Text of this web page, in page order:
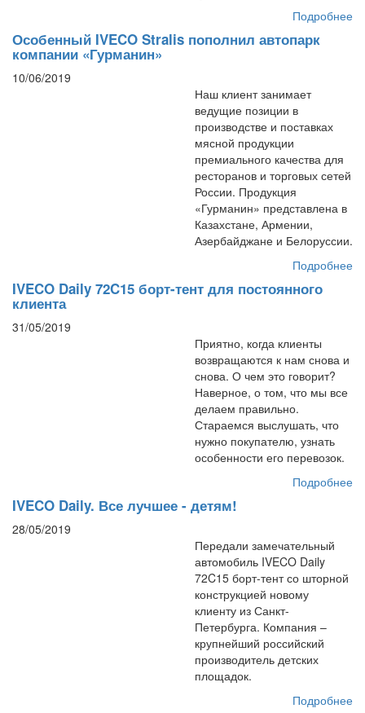
Подробнее
Особенный IVECO Stralis пополнил автопарк
компании «Гурманин»
10/06/2019
Наш клиент занимает
ведущие позиции в
производстве и поставках
мясной продукции
премиального качества для
ресторанов и торговых сетей
России. Продукция
«Гурманин» представлена в
Казахстане, Армении,
Азербайджане и Белоруссии.
Подробнее
IVECO Daily 72C15 борт-тент для постоянного
клиента
31/05/2019
Приятно, когда клиенты
возвращаются к нам снова и
снова. О чем это говорит?
Наверное, о том, что мы все
делаем правильно.
Стараемся выслушать, что
нужно покупателю, узнать
особенности его перевозок.
Подробнее
IVECO Daily. Все лучшее - детям!
28/05/2019
Передали замечательный
автомобиль IVECO Daily
72C15 борт-тент со шторной
конструкцией новому
клиенту из Санкт-
Петербурга. Компания –
крупнейший российский
производитель детских
площадок.
Подробнее